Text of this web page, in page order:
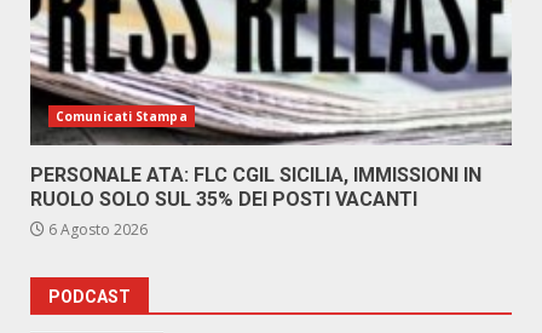
Comunicati Stampa
PERSONALE ATA: FLC CGIL SICILIA, IMMISSIONI IN
RUOLO SOLO SUL 35% DEI POSTI VACANTI
6 Agosto 2026
PODCAST